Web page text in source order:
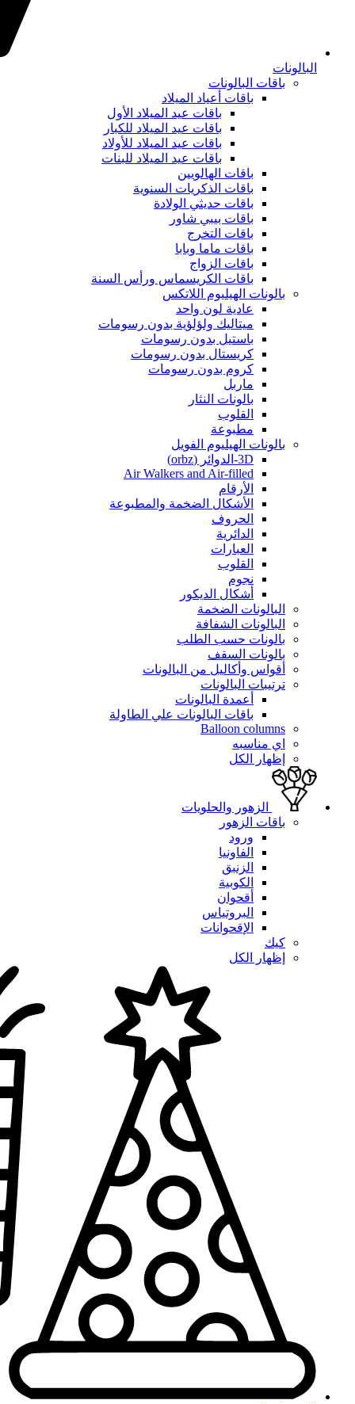
البالونات
باقات البالونات
باقات أعياد الميلاد
باقات عيد الميلاد الأول
باقات عيد الميلاد للكبار
باقات عيد الميلاد للأولاد
باقات عيد الميلاد للبنات
باقات الهالويين
باقات الذكريات السنوية
باقات حديثي الولادة
باقات بيبي شاور
باقات التخرج
باقات ماما وبابا
باقات الزواج
باقات الكريسماس ورأس السنة
بالونات الهيليوم اللاتكس
عادية لون واحد
ميتاليك ولؤلؤية بدون رسومات
باستيل بدون رسومات
كريستال بدون رسومات
كروم بدون رسومات
ماربل
بالونات النثار
القلوب
مطبوعة
بالونات الهيليوم الفويل
3D-الدوائر (orbz)
Air Walkers and Air-filled
الأرقام
الأشكال الضخمة والمطبوعة
الحروف
الدائرية
العبارات
القلوب
نجوم
أشكال الديكور
البالونات الضخمة
البالونات الشفافة
بالونات حسب الطلب
بالونات السقف
أقواس وأكاليل من البالونات
ترتيبات البالونات
أعمدة البالونات
باقات البالونات علي الطاولة
Balloon columns
اي مناسبه
إظهار الكل
الزهور والحلويات
باقات الزهور
ورود
الفاونيا
الزنبق
الكوبية
أقحوان
البروتياس
الإقحوانات
كيك
إظهار الكل